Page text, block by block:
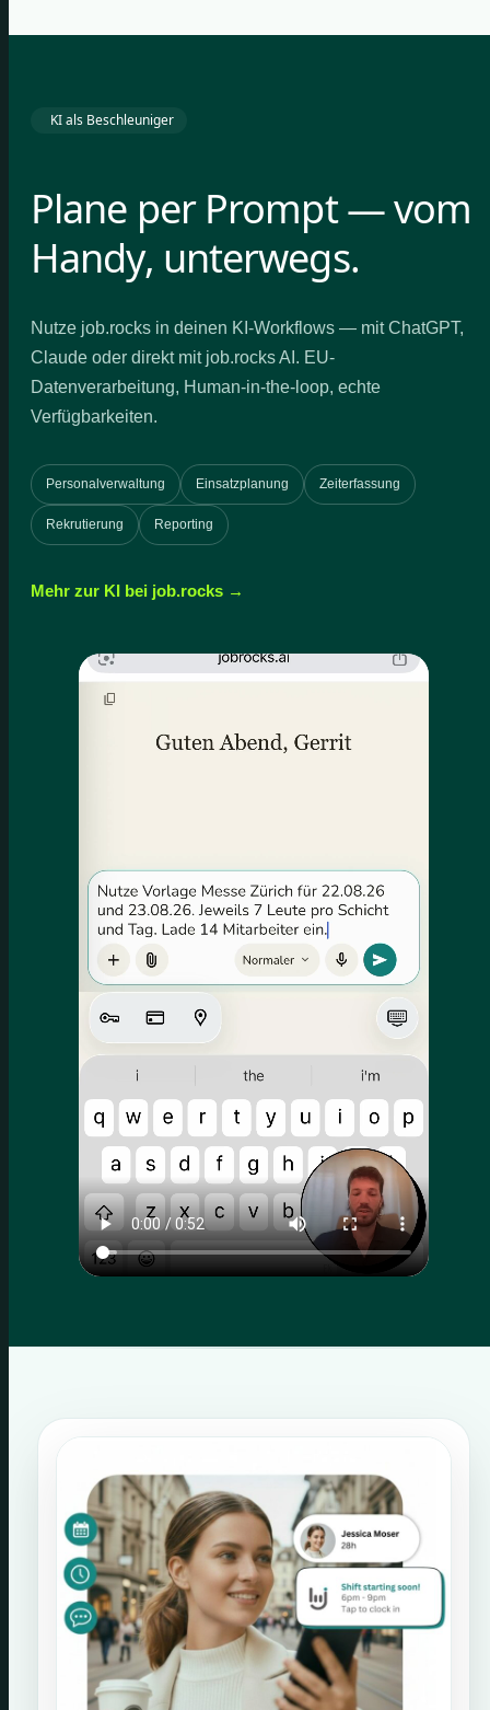
KI als Beschleuniger
Plane per Prompt — vom
Handy, unterwegs.
Nutze job.rocks in deinen KI-Workflows — mit ChatGPT,
Claude oder direkt mit job.rocks AI. EU-
Datenverarbeitung, Human-in-the-loop, echte
Verfügbarkeiten.
Personalverwaltung Einsatzplanung Zeiterfassung
Rekrutierung Reporting
Mehr zur KI bei job.rocks →